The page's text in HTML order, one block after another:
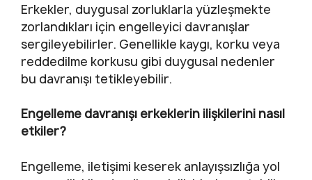
Erkekler, duygusal zorluklarla yüzleşmekte
zorlandıkları için engelleyici davranışlar
sergileyebilirler. Genellikle kaygı, korku veya
reddedilme korkusu gibi duygusal nedenler
bu davranışı tetikleyebilir.
Engelleme davranışı erkeklerin ilişkilerini nasıl
etkiler?
Engelleme, iletişimi keserek anlayışsızlığa yol